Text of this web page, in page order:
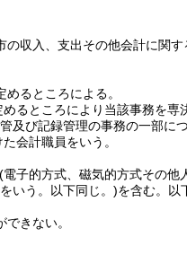
収入、支出その他会計に関
めるところによる。
ところにより当該事務を専
及び記録管理の事務の一部に
会計職員をいう。
(電子的方式、磁気的方式その他
いう。以下同じ。)を含む。以
きない。